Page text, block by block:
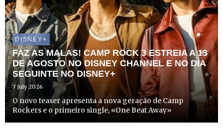
DISNEY+
FAZ AS MALAS! CAMP ROCK 3 ESTREIA A 13
DE AGOSTO NO DISNEY CHANNEL E NO DIA
SEGUINTE NO DISNEY+
7 July 2026
O novo teaser apresenta a nova geração de Camp
Rockers e o primeiro single, «One Beat Away»